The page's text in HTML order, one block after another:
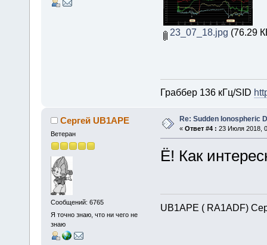
23_07_18.jpg (76.29
Граббер 136 кГц/SID
Сергей UB1APE
Ветеран
Сообщений: 6765
Я точно знаю, что ни чего не
знаю
Re: Sudden Ionospheric
« Ответ #4 : 23 Июля 2018,
Ё! Как
UB1APE ( RA1ADF)